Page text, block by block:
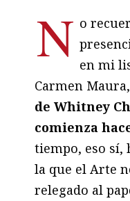
N o
en mi
Carmen
de Whitney
comienza
tiempo, eso sí,
la que el Arte
relegado al